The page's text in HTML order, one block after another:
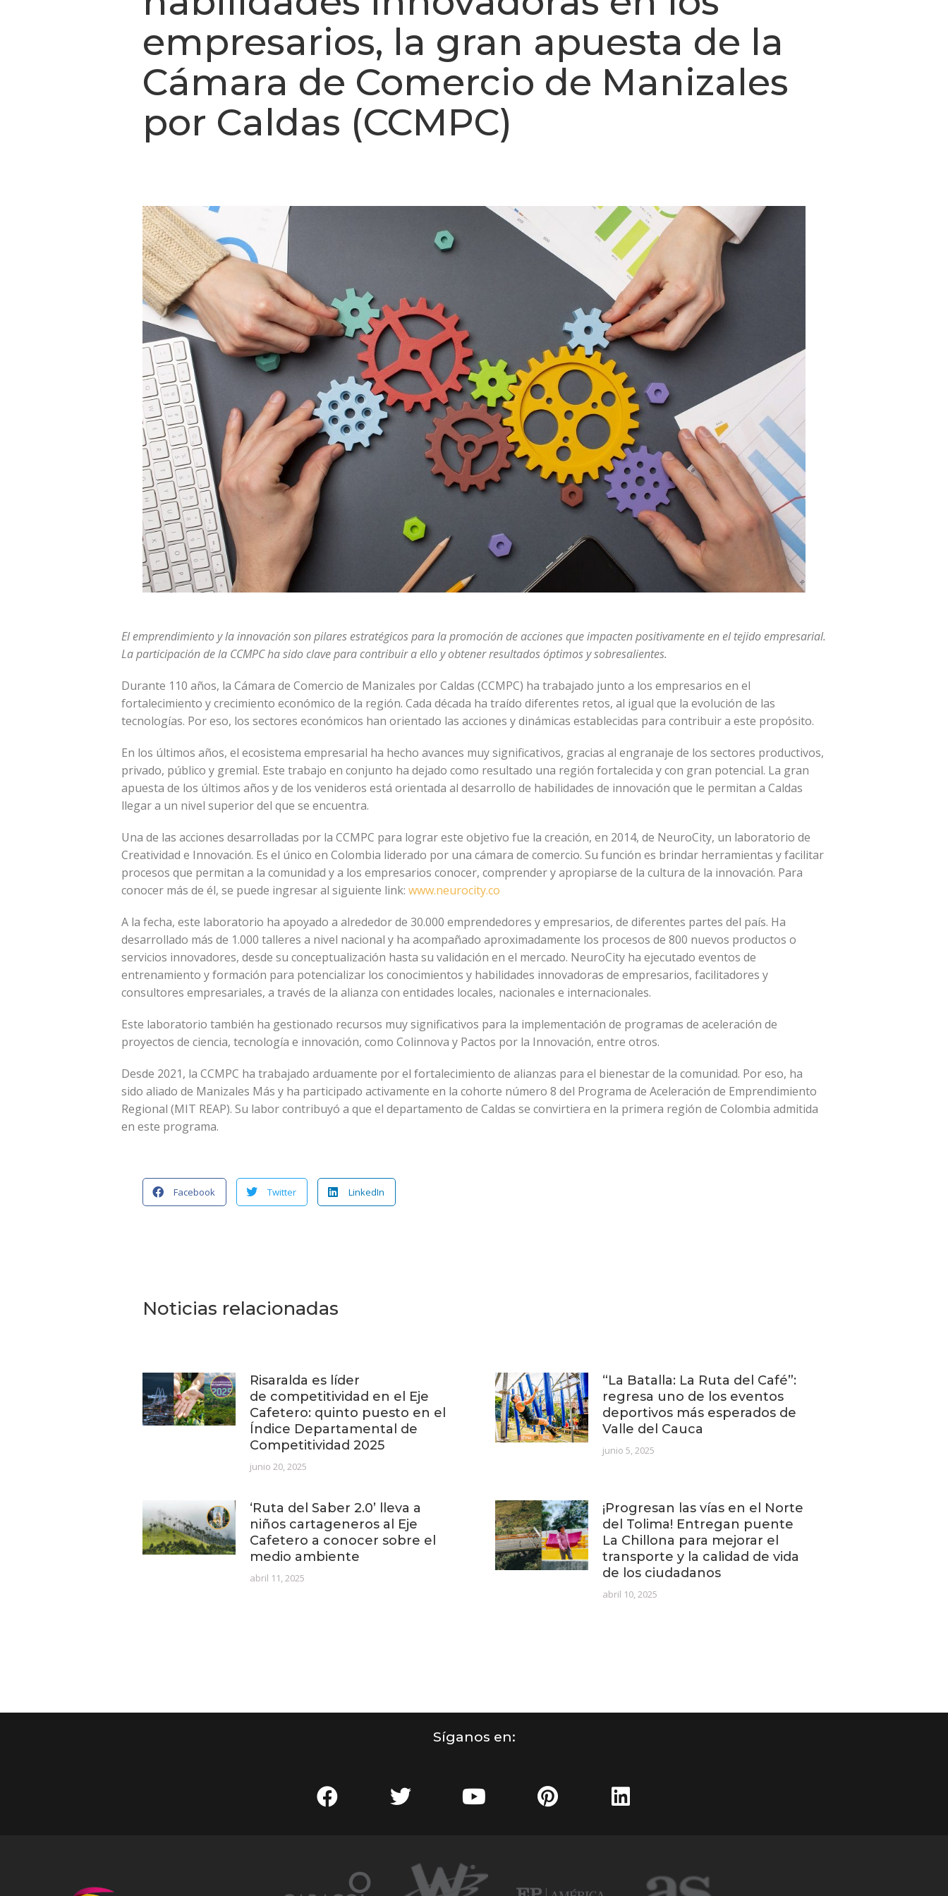
empresarios, la gran apuesta de la
Cámara de Comercio de Manizales
por Caldas (CCMPC)
El emprendimiento y la innovación son pilares estratégicos para la promoción de acciones que impacten positivamente en el tejido empresarial.
La participación de la CCMPC ha sido clave para contribuir a ello y obtener resultados óptimos y sobresalientes.
Durante 110 años, la Cámara de Comercio de Manizales por Caldas (CCMPC) ha trabajado junto a los empresarios en el
fortalecimiento y crecimiento económico de la región. Cada década ha traído diferentes retos, al igual que la evolución de las
tecnologías. Por eso, los sectores económicos han orientado las acciones y dinámicas establecidas para contribuir a este propósito.
En los últimos años, el ecosistema empresarial ha hecho avances muy significativos, gracias al engranaje de los sectores productivos,
privado, público y gremial. Este trabajo en conjunto ha dejado como resultado una región fortalecida y con gran potencial. La gran
apuesta de los últimos años y de los venideros está orientada al desarrollo de habilidades de innovación que le permitan a Caldas
llegar a un nivel superior del que se encuentra.
Una de las acciones desarrolladas por la CCMPC para lograr este objetivo fue la creación, en 2014, de NeuroCity, un laboratorio de
Creatividad e Innovación. Es el único en Colombia liderado por una cámara de comercio. Su función es brindar herramientas y facilitar
procesos que permitan a la comunidad y a los empresarios conocer, comprender y apropiarse de la cultura de la innovación. Para
conocer más de él, se puede ingresar al siguiente link: www.neurocity.co
A la fecha, este laboratorio ha apoyado a alrededor de 30.000 emprendedores y empresarios, de diferentes partes del país. Ha
desarrollado más de 1.000 talleres a nivel nacional y ha acompañado aproximadamente los procesos de 800 nuevos productos o
servicios innovadores, desde su conceptualización hasta su validación en el mercado. NeuroCity ha ejecutado eventos de
entrenamiento y formación para potencializar los conocimientos y habilidades innovadoras de empresarios, facilitadores y
consultores empresariales, a través de la alianza con entidades locales, nacionales e internacionales.
Este laboratorio también ha gestionado recursos muy significativos para la implementación de programas de aceleración de
proyectos de ciencia, tecnología e innovación, como Colinnova y Pactos por la Innovación, entre otros.
Desde 2021, la CCMPC ha trabajado arduamente por el fortalecimiento de alianzas para el bienestar de la comunidad. Por eso, ha
sido aliado de Manizales Más y ha participado activamente en la cohorte número 8 del Programa de Aceleración de Emprendimiento
Regional (MIT REAP). Su labor contribuyó a que el departamento de Caldas se convirtiera en la primera región de Colombia admitida
en este programa.
Facebook Twitter LinkedIn
Noticias relacionadas
Risaralda es líder
de competitividad en el Eje
Cafetero: quinto puesto en el
Índice Departamental de
Competitividad 2025
junio 20, 2025
“La Batalla: La Ruta del Café”:
regresa uno de los eventos
deportivos más esperados de
Valle del Cauca
junio 5, 2025
‘Ruta del Saber 2.0’ lleva a
niños cartageneros al Eje
Cafetero a conocer sobre el
medio ambiente
abril 11, 2025
¡Progresan las vías en el Norte
del Tolima! Entregan puente
La Chillona para mejorar el
transporte y la calidad de vida
de los ciudadanos
abril 10, 2025
Síganos en: